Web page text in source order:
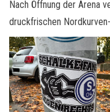
Nach Öffnung der Arena
druckfrischen